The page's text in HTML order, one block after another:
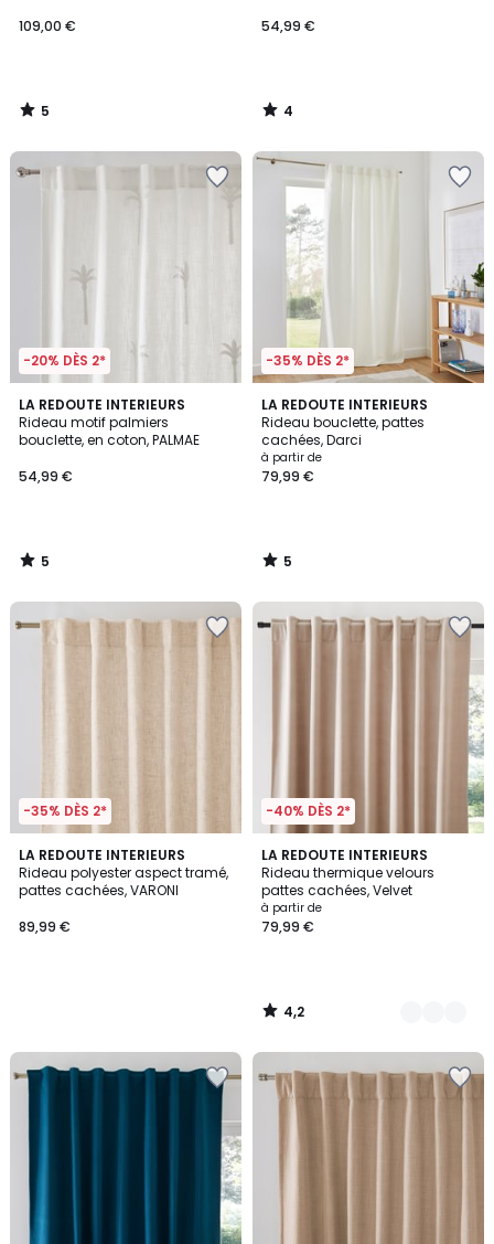
109,00 €
5
/
54,99 €
4
/
-20% DÈS 2*
LA REDOUTE INTERIEURS
Rideau motif palmiers
bouclette, en coton, PALMAE
54,99 €
5
/
5
5
/
-35% DÈS 2*
LA REDOUTE INTERIEURS
Rideau bouclette, pattes
cachées, Darci
à partir de
79,99 €
5
/
5
5
/
-35% DÈS 2*
LA REDOUTE INTERIEURS
Rideau polyester aspect tramé,
pattes cachées, VARONI
89,99 €
-40% DÈS 2*
LA REDOUTE INTERIEURS
Rideau thermique velours
pattes cachées, Velvet
à partir de
79,99 €
4,2
/ 5
8
Couleurs
4,2
/